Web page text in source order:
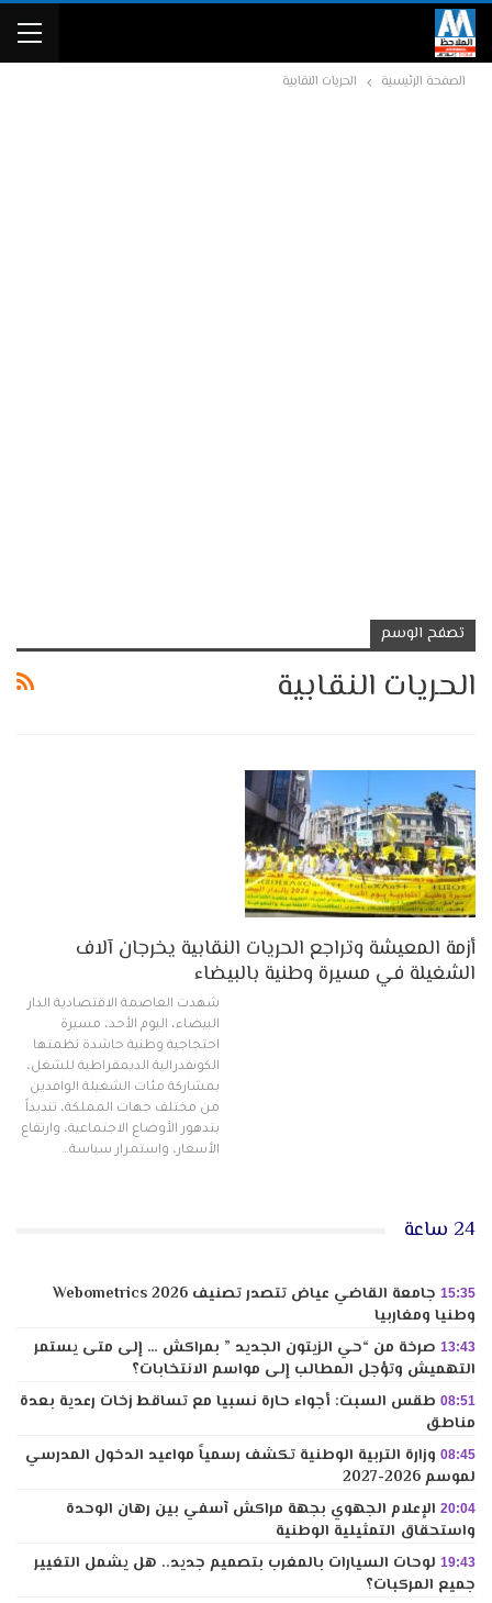
الصفحة الرئيسية الحريات النقابية
تصفح الوسم
الحريات النقابية
أزمة المعيشة وتراجع الحريات النقابية يخرجان آلاف
الشغيلة في مسيرة وطنية بالبيضاء
شهدت العاصمة الاقتصادية الدار
البيضاء، اليوم الأحد، مسيرة
احتجاجية وطنية حاشدة نظمتها
الكونفدرالية الديمقراطية للشغل،
بمشاركة مئات الشغيلة الوافدين
من مختلف جهات المملكة، تنديداً
بتدهور الأوضاع الاجتماعية، وارتفاع
الأسعار، واستمرار سياسة…
24 ساعة
15:35
جامعة القاضي عياض تتصدر تصنيف Webometrics 2026
وطنيا ومغاربيا
13:43 صرخة من “حي الزيتون الجديد ” بمراكش … إلى متى يستمر
التهميش وتؤجل المطالب إلى مواسم الانتخابات؟
08:51 طقس السبت: أجواء حارة نسبيا مع تساقط زخات رعدية بعدة
مناطق
08:45 وزارة التربية الوطنية تكشف رسمياً مواعيد الدخول المدرسي
لموسم 2026-2027
20:04 الإعلام الجهوي بجهة مراكش آسفي بين رهان الوحدة
واستحقاق التمثيلية الوطنية
19:43 لوحات السيارات بالمغرب بتصميم جديد.. هل يشمل التغيير
جميع المركبات؟